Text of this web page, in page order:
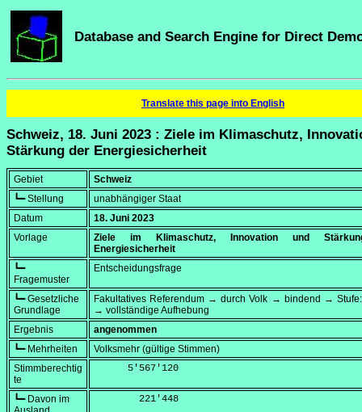
Database and Search Engine for Direct
Translate this page into English
Schweiz, 18. Juni 2023 : Ziele im Klimaschutz,
Stärkung der Energiesicherheit
Gebiet
Schweiz
┗━ Stellung
unabhängiger Staat
Datum
18. Juni 2023
Vorlage
Ziele im Klimaschutz, Innovation und
Energiesicherheit
┗━
Fragemuster
Entscheidungsfrage
┗━ Gesetzliche
Grundlage
Fakultatives Referendum → durch Volk → bindend →
→ vollständige Aufhebung
Ergebnis
angenommen
┗━ Mehrheiten
Volksmehr (gültige Stimmen)
Stimmberechtig
te
      5'567'120
┗━ Davon im
        221'448